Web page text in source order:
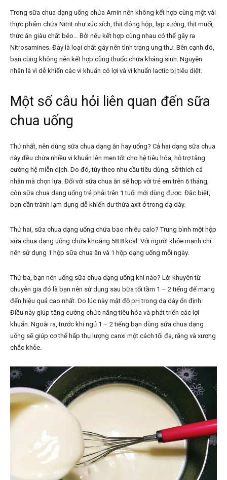
Trong sữa chua dạng uống chứa Amin nên không kết hợp cùng một vài
thực phẩm chứa Nitrit như xúc xích, thịt đóng hộp, lạp xưởng, thịt muối,
thức ăn giàu chất béo… Bởi nếu kết hợp cùng nhau có thể gây ra
Nitrosamines. Đây là loại chất gây nên tình trạng ung thư. Bên cạnh đó,
bạn cũng không nên kết hợp cùng thuốc chứa kháng sinh. Nguyên
nhân là vì dễ khiến các vi khuẩn có lợi và vi khuẩn lactic bị tiêu diệt.
Một số câu hỏi liên quan đến sữa
chua uống
Thứ nhất, nên dùng sữa chua dạng ăn hay uống? Cả hai dạng sữa chua
này đều chứa nhiều vi khuẩn lên men tốt cho hệ tiêu hóa, hỗ trợ tăng
cường hệ miễn dịch. Do đó, tùy theo nhu cầu tiêu dùng, sở thích cá
nhân mà chọn lựa. Đối với sữa chua ăn sẽ hợp với trẻ em trên 6 tháng,
còn sữa chua dạng uống trẻ phải trên 1 tuổi mới dùng được. Đặc biệt,
bạn cần tránh lạm dụng dễ khiến dư thừa axit ở trong dạ dày.
Thứ hai, sữa chua dạng uống chứa bao nhiêu calo? Trung bình một hộp
sữa chua dạng uống chứa khoảng 58.8 kcal. Với người khỏe mạnh chỉ
nên sử dụng 1 hộp sữa chua ăn và 1 hộp dạng uống mỗi ngày.
Thứ ba, bạn nên uống sữa chua dạng uống khi nào? Lời khuyên từ
chuyên gia đó là bạn nên sử dụng sau bữa tối tầm 1 – 2 tiếng để mang
đến hiệu quả cao nhất. Do lúc này mật độ pH trong dạ dày ổn định.
Điều này giúp tăng cường chức năng tiêu hóa và phát triển các lợi
khuẩn. Ngoài ra, trước khi ngủ 1 – 2 tiếng bạn dùng sữa chua dạng
uống sẽ giúp cơ thể hấp thụ lượng canxi một cách tối đa, răng và xương
chắc khỏe.